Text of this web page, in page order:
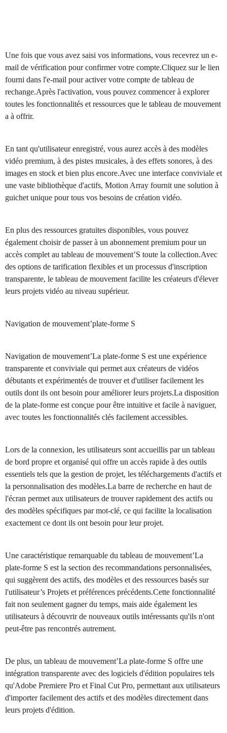
Une fois que vous avez saisi vos informations, vous recevrez un e-
mail de vérification pour confirmer votre compte.Cliquez sur le lien
fourni dans l'e-mail pour activer votre compte de tableau de
rechange.Après l'activation, vous pouvez commencer à explorer
toutes les fonctionnalités et ressources que le tableau de mouvement
a à offrir.
En tant qu'utilisateur enregistré, vous aurez accès à des modèles
vidéo premium, à des pistes musicales, à des effets sonores, à des
images en stock et bien plus encore.Avec une interface conviviale et
une vaste bibliothèque d'actifs, Motion Array fournit une solution à
guichet unique pour tous vos besoins de création vidéo.
En plus des ressources gratuites disponibles, vous pouvez
également choisir de passer à un abonnement premium pour un
accès complet au tableau de mouvement’S toute la collection.Avec
des options de tarification flexibles et un processus d'inscription
transparente, le tableau de mouvement facilite les créateurs d'élever
leurs projets vidéo au niveau supérieur.
Navigation de mouvement’plate-forme S
Navigation de mouvement’La plate-forme S est une expérience
transparente et conviviale qui permet aux créateurs de vidéos
débutants et expérimentés de trouver et d'utiliser facilement les
outils dont ils ont besoin pour améliorer leurs projets.La disposition
de la plate-forme est conçue pour être intuitive et facile à naviguer,
avec toutes les fonctionnalités clés facilement accessibles.
Lors de la connexion, les utilisateurs sont accueillis par un tableau
de bord propre et organisé qui offre un accès rapide à des outils
essentiels tels que la gestion de projet, les téléchargements d'actifs et
la personnalisation des modèles.La barre de recherche en haut de
l'écran permet aux utilisateurs de trouver rapidement des actifs ou
des modèles spécifiques par mot-clé, ce qui facilite la localisation
exactement ce dont ils ont besoin pour leur projet.
Une caractéristique remarquable du tableau de mouvement’La
plate-forme S est la section des recommandations personnalisées,
qui suggèrent des actifs, des modèles et des ressources basés sur
l'utilisateur’s Projets et préférences précédents.Cette fonctionnalité
fait non seulement gagner du temps, mais aide également les
utilisateurs à découvrir de nouveaux outils intéressants qu'ils n'ont
peut-être pas rencontrés autrement.
De plus, un tableau de mouvement’La plate-forme S offre une
intégration transparente avec des logiciels d'édition populaires tels
qu'Adobe Premiere Pro et Final Cut Pro, permettant aux utilisateurs
d'importer facilement des actifs et des modèles directement dans
leurs projets d'édition.